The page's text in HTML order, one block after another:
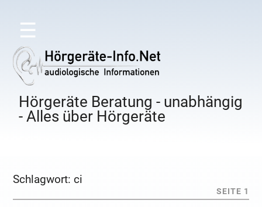
☰
Hörgeräte Beratung - unabhängig
- Alles über Hörgeräte
Schlagwort:ci
SEITE 1